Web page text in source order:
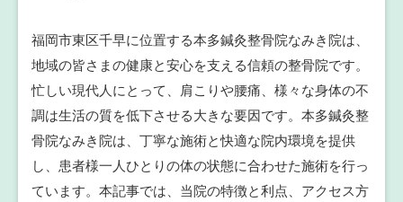
福岡市東区千早に位置する本多鍼灸整骨院なみき院は、
地域の皆さまの健康と安心を支える信頼の整骨院です。
忙しい現代人にとって、肩こりや腰痛、様々な身体の不
調は生活の質を低下させる大きな要因です。本多鍼灸整
骨院なみき院は、丁寧な施術と快適な院内環境を提供
し、患者様一人ひとりの体の状態に合わせた施術を行っ
ています。本記事では、当院の特徴と利点、アクセス方